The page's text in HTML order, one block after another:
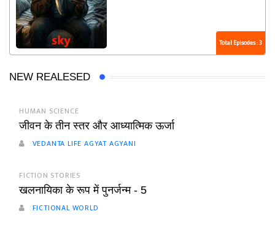
Total Episodes : 3
NEW REALESED
HUMAN SCIENCE
जीवन के तीन स्तर और आध्यात्मिक ऊर्जा
VEDANTA LIFE AGYAT AGYANI
FICTION STORIES
खलनायिका के रूप में पुनर्जन्म - 5
FICTIONAL WORLD